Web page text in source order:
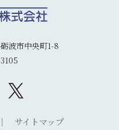
波市中央町1-8
サイトマップ